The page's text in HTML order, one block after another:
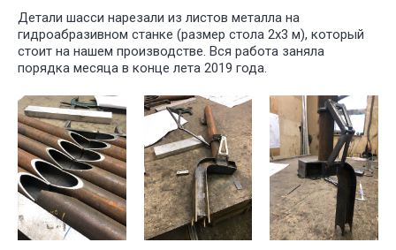
У НАС
ДЛЯ
И
Детали шасси нарезали из листов металла на
гидроабразивном станке (размер стола 2х3 м), который
стоит на нашем производстве. Вся работа заняла
порядка месяца в конце лета 2019 года.